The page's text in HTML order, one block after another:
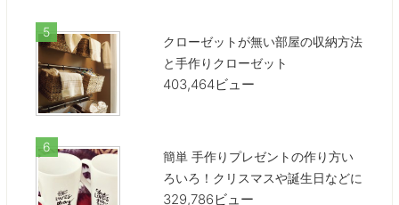
クローゼットが無い部屋の収納方法
と手作りクローゼット
403,464ビュー
簡単 手作りプレゼントの作り方い
ろいろ！クリスマスや誕生日などに
329,786ビュー